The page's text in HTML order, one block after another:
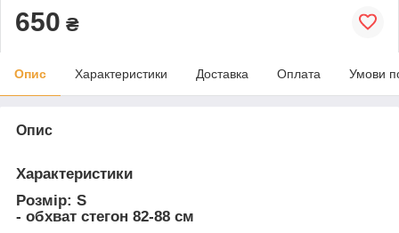
650 ₴
Опис Характеристики Доставка Оплата Умови
Опис
Характеристики
Розмір: S
- обхват стегон 82-88 см